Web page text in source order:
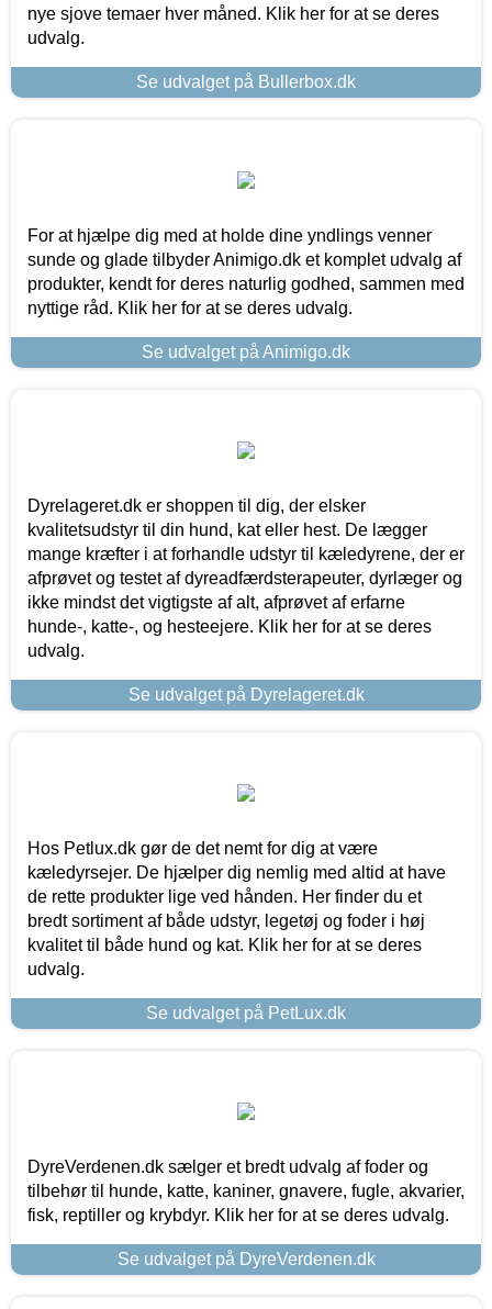
nye sjove temaer hver måned. Klik her for at se deres
udvalg.
Se udvalget på Bullerbox.dk
For at hjælpe dig med at holde dine yndlings venner
sunde og glade tilbyder Animigo.dk et komplet udvalg af
produkter, kendt for deres naturlig godhed, sammen med
nyttige råd. Klik her for at se deres udvalg.
Se udvalget på Animigo.dk
Dyrelageret.dk er shoppen til dig, der elsker
kvalitetsudstyr til din hund, kat eller hest. De lægger
mange kræfter i at forhandle udstyr til kæledyrene, der er
afprøvet og testet af dyreadfærdsterapeuter, dyrlæger og
ikke mindst det vigtigste af alt, afprøvet af erfarne
hunde-, katte-, og hesteejere. Klik her for at se deres
udvalg.
Se udvalget på Dyrelageret.dk
Hos Petlux.dk gør de det nemt for dig at være
kæledyrsejer. De hjælper dig nemlig med altid at have
de rette produkter lige ved hånden. Her finder du et
bredt sortiment af både udstyr, legetøj og foder i høj
kvalitet til både hund og kat. Klik her for at se deres
udvalg.
Se udvalget på PetLux.dk
DyreVerdenen.dk sælger et bredt udvalg af foder og
tilbehør til hunde, katte, kaniner, gnavere, fugle, akvarier,
fisk, reptiller og krybdyr. Klik her for at se deres udvalg.
Se udvalget på DyreVerdenen.dk